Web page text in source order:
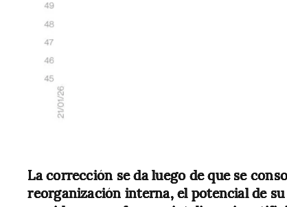
La corrección se da luego de que se
reorganización interna, el potencial de